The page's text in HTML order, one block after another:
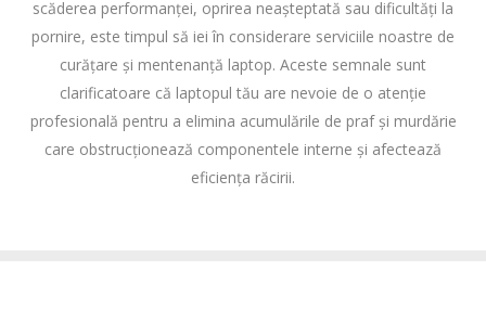
scăderea performanței, oprirea neașteptată sau dificultăți la
pornire, este timpul să iei în considerare serviciile noastre de
curățare și mentenanță laptop. Aceste semnale sunt
clarificatoare că laptopul tău are nevoie de o atenție
profesională pentru a elimina acumulările de praf și murdărie
care obstrucționează componentele interne și afectează
eficiența răcirii.